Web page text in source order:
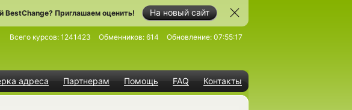
На новый сайт
BestChange? Приглашаем оценить!
адреса Партнерам Помощь FAQ Контакты
Всего курсов: 1241423 Обменников: 614 Обновление: 07:55:17